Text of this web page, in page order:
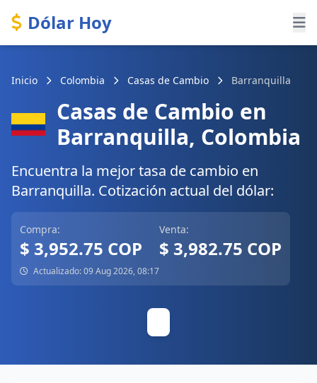
Dólar Hoy
Inicio Colombia Casas de Cambio Barranquilla
Casas de Cambio en
Barranquilla, Colombia
Encuentra la mejor tasa de cambio en
Barranquilla. Cotización actual del dólar:
Compra:
$ 3,952.75 COP
Venta:
$ 3,982.75 COP
Actualizado: 09 Aug 2026, 08:17